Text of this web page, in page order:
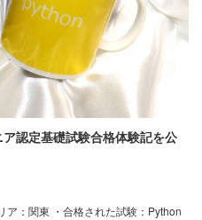
認定基礎試験合格体験記を公
：関東 ・合格された試験：Python